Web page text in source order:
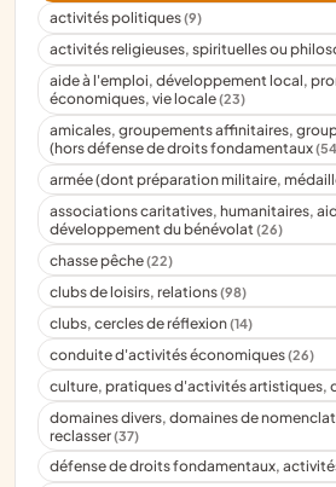
activités politiques(9)
activités religieuses, spirituelles ou
aide à l'emploi, développement local,
économiques, vie locale(23)
amicales, groupements affinitaires,
(hors défense de droits fondamentaux
armée (dont préparation militaire,
associations caritatives, humanitaires,
développement du bénévolat(26)
chasse pêche(22)
clubs de loisirs, relations(98)
clubs, cercles de réflexion(14)
conduite d'activités économiques(26)
culture, pratiques d'activités artistiques,
domaines divers, domaines de
reclasser(37)
défense de droits fondamentaux,